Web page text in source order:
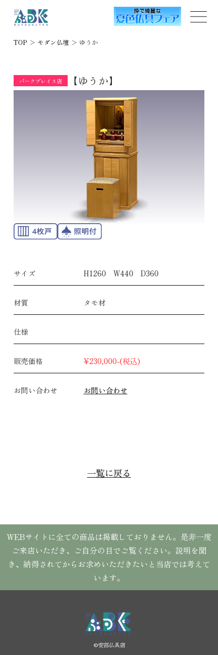
TOP ＞ モダン仏壇 ＞ ゆうか
パークプレイス店 【ゆうか】
サイズ H1260 W440 D360
材質 タモ材
仕様
販売価格 ¥230,000-(税込)
お問い合わせ お問い合わせ
一覧に戻る
WEBサイトに全ての商品は掲載しておりません。是非一度
ご来店いただき、ご自分の目でご覧ください。説明を聞
き、納得されてからお求めいただきたいと当店では考えて
います。
©︎安部仏具店